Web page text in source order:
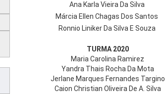
Ana Karla Vieira Da Silva
Márcia Ellen Chagas Dos Santos
Ronnio Liniker Da Silva E Souza
TURMA 2020
Maria Carolina Ramirez
Yandra Thais Rocha Da Mota
Jerlane Marques Fernandes Targino
Caion Christian Oliveira De A. Silva